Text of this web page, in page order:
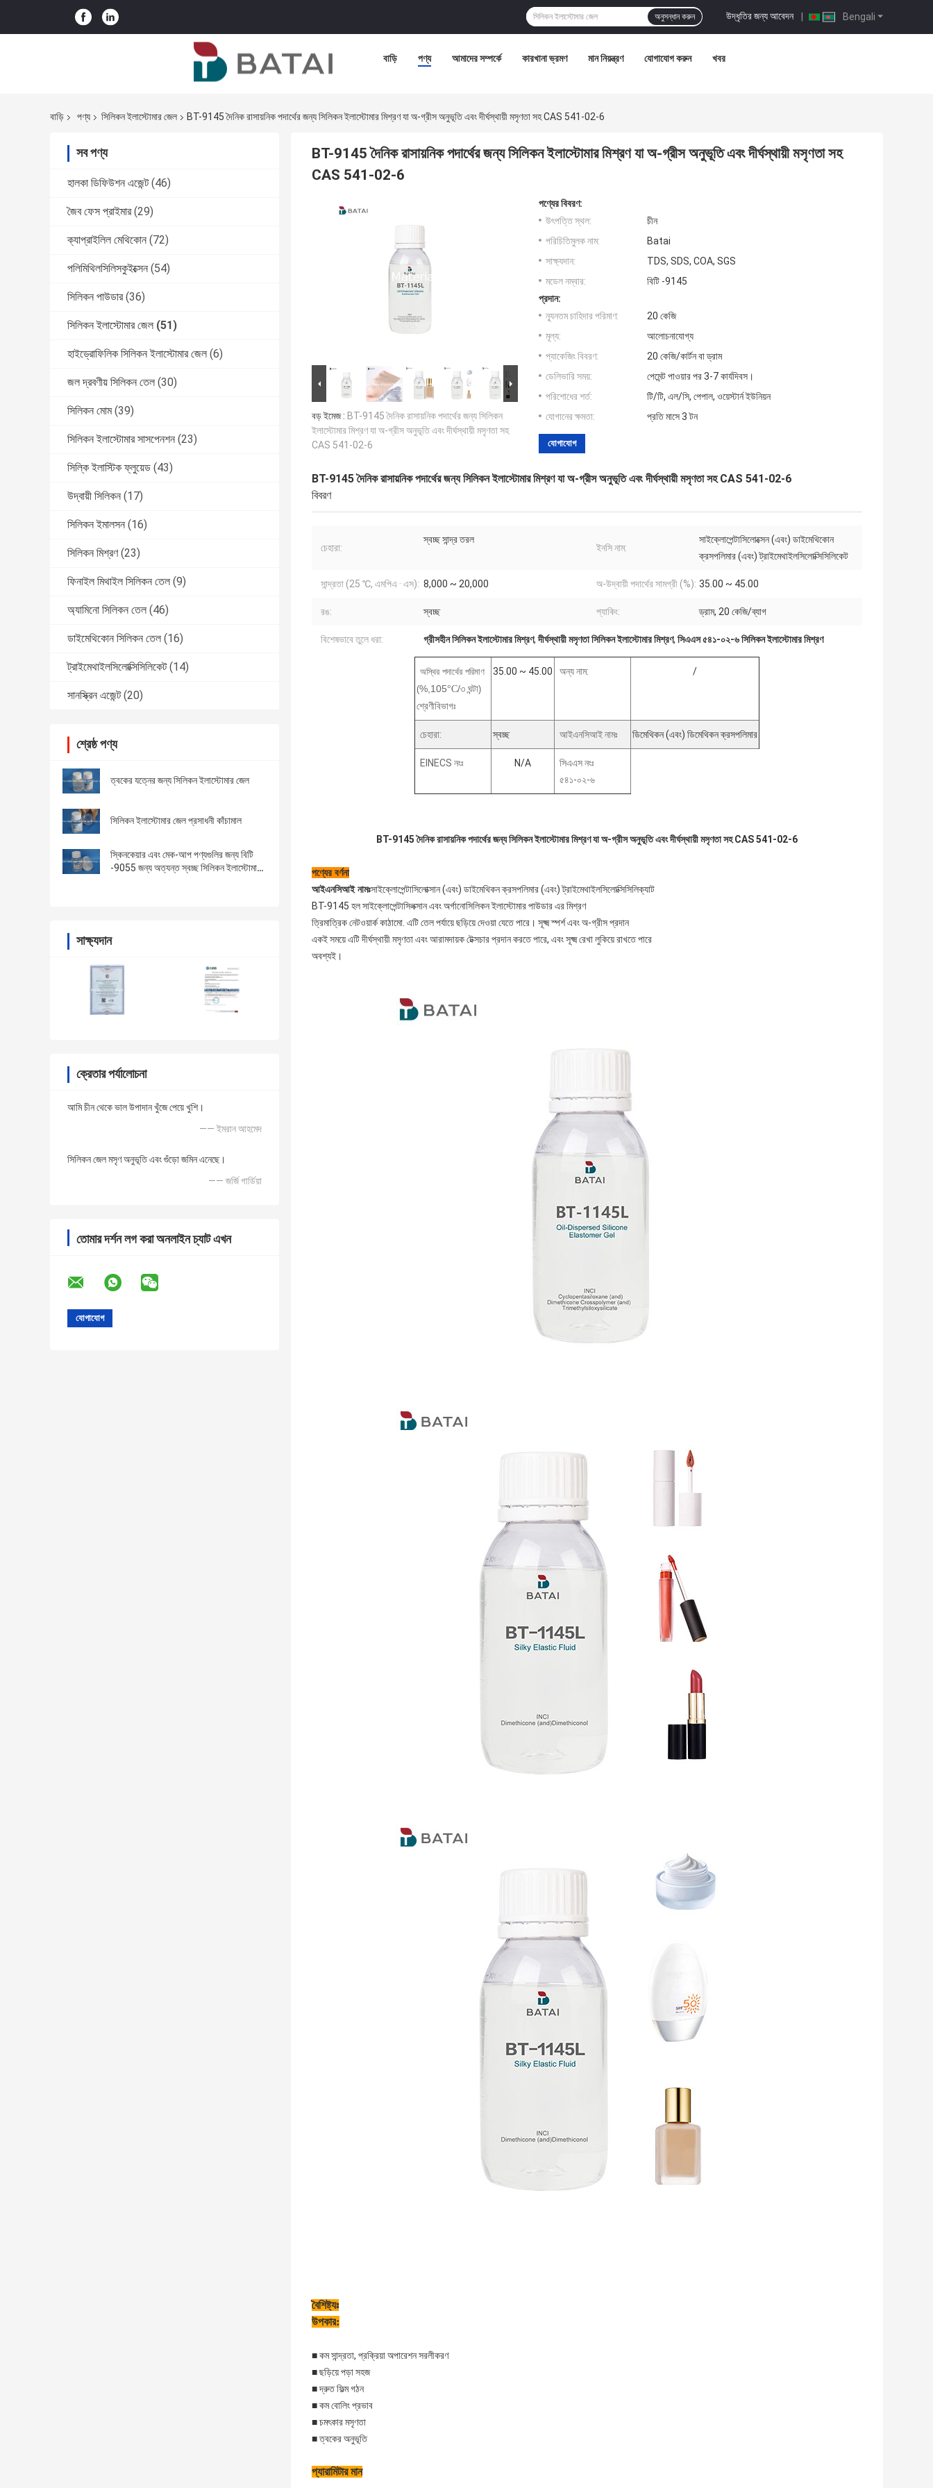
Bengali
উদ্ধৃতির জন্য আবেদন |
অনুসন্ধান করুন
বাড়ি পণ্য আমাদের সম্পর্কে কারখানা ভ্রমণ মান নিয়ন্ত্রণ যোগাযোগ করুন খবর
বাড়ি পণ্য সিলিকন ইলাস্টোমার জেল BT-9145 দৈনিক রাসায়নিক পদার্থের জন্য সিলিকন ইলাস্টোমার মিশ্রণ যা অ-গ্রীস অনুভূতি এবং দীর্ঘস্থায়ী মসৃণতা সহ CAS 541-02-6
সব পণ্য
হালকা ডিফিউশন এজেন্ট (46)
জৈব ফেস প্রাইমার (29)
ক্যাপ্রাইলিল মেথিকোন (72)
পলিমিথিলসিলিসকুইক্সেন (54)
সিলিকন পাউডার (36)
সিলিকন ইলাস্টোমার জেল (51)
হাইড্রোফিলিক সিলিকন ইলাস্টোমার জেল (6)
জল দ্রবণীয় সিলিকন তেল (30)
সিলিকন মোম (39)
সিলিকন ইলাস্টোমার সাসপেনশন (23)
সিল্কি ইলাস্টিক ফ্লুয়েড (43)
উদ্বায়ী সিলিকন (17)
সিলিকন ইমালসন (16)
সিলিকন মিশ্রণ (23)
ফিনাইল মিথাইল সিলিকন তেল (9)
অ্যামিনো সিলিকন তেল (46)
ডাইমেথিকোন সিলিকন তেল (16)
ট্রাইমেথাইলসিলোক্সিসিলিকেট (14)
সানস্ক্রিন এজেন্ট (20)
শ্রেষ্ঠ পণ্য
ত্বকের যত্নের জন্য সিলিকন ইলাস্টোমার জেল
সিলিকন ইলাস্টোমার জেল প্রসাধনী কাঁচামাল
স্কিনকেয়ার এবং মেক-আপ পণ্যগুলির জন্য বিটি
-9055 জন্য অত্যন্ত স্বচ্ছ সিলিকন ইলাস্টোমার
সাক্ষ্যদান
ক্রেতার পর্যালোচনা
আমি চীন থেকে ভাল উপাদান খুঁজে পেয়ে খুশি।
—— ইমরান আহমেদ
সিলিকন জেল মসৃণ অনুভূতি এবং গুঁড়ো জমিন এনেছে।
—— জর্জি গার্ডিয়া
তোমার দর্শন লগ করা অনলাইন চ্যাট এখন
BT-9145 দৈনিক রাসায়নিক পদার্থের জন্য সিলিকন ইলাস্টোমার মিশ্রণ যা অ-গ্রীস অনুভূতি এবং দীর্ঘস্থায়ী মসৃণতা সহ
CAS 541-02-6
বড় ইমেজ : BT-9145 দৈনিক রাসায়নিক পদার্থের জন্য সিলিকন
ইলাস্টোমার মিশ্রণ যা অ-গ্রীস অনুভূতি এবং দীর্ঘস্থায়ী মসৃণতা সহ
CAS 541-02-6
পণ্যের বিবরণ:
উৎপত্তি স্থল:
চীন
পরিচিতিমুলক নাম:
Batai
সাক্ষ্যদান:
TDS, SDS, COA, SGS
মডেল নম্বার:
বিটি -9145
প্রদান:
ন্যূনতম চাহিদার পরিমাণ:
20 কেজি
মূল্য:
আলোচনাযোগ্য
প্যাকেজিং বিবরণ:
20 কেজি/কার্টন বা ড্রাম
ডেলিভারি সময়:
পেমেন্ট পাওয়ার পর 3-7 কার্যদিবস।
পরিশোধের শর্ত:
টি/টি, এল/সি, পেপাল, ওয়েস্টার্ন ইউনিয়ন
যোগানের ক্ষমতা:
প্রতি মাসে 3 টন
যোগাযোগ
BT-9145 দৈনিক রাসায়নিক পদার্থের জন্য সিলিকন ইলাস্টোমার মিশ্রণ যা অ-গ্রীস অনুভূতি এবং দীর্ঘস্থায়ী মসৃণতা সহ CAS 541-02-6
বিবরণ
চেহারা:
স্বচ্ছ সান্দ্র তরল
ইনসি নাম:
সাইক্লোপেন্টাসিলোক্সেন (এবং) ডাইমেথিকোন
ক্রসপলিমার (এবং) ট্রাইমেথাইলসিলোক্সিসিলিকেট
সান্দ্রতা (25 ℃, এমপিএ · এস): 8,000 ~ 20,000 অ-উদ্বায়ী পদার্থের সামগ্রী (%): 35.00 ~ 45.00
রঙ: স্বচ্ছ প্যাকিং: ড্রাম, 20 কেজি/ব্যাগ
বিশেষভাবে তুলে ধরা: গ্রীসহীন সিলিকন ইলাস্টোমার মিশ্রণ,দীর্ঘস্থায়ী মসৃণতা সিলিকন ইলাস্টোমার মিশ্রণ, সিএএস ৫৪১-০২-৬ সিলিকন ইলাস্টোমার মিশ্রণ
অস্থির পদার্থের পরিমাণ
(%,105°C/৩ ঘন্টা)
শ্রেণীবিভাগঃ
35.00 ~ 45.00 অন্য নাম: /
চেহারা: স্বচ্ছ আইএনসিআই নামঃ ডিমেথিকন (এবং) ডিমেথিকন ক্রসপলিমার
EINECS নংঃ N/A
সিএএস নংঃ
৫৪১-০২-৬
BT-9145 দৈনিক রাসায়নিক পদার্থের জন্য সিলিকন ইলাস্টোমার মিশ্রণ যা অ-গ্রীস অনুভূতি এবং দীর্ঘস্থায়ী মসৃণতা সহ CAS 541-02-6
পণ্যের বর্ণনা
আইএনসিআই নামঃসাইক্লোপেন্টাসিলোক্সান (এবং) ডাইমেথিকন ক্রসপলিমার (এবং) ট্রাইমেথাইলসিলোক্সিসিলিক্যাট
BT-9145 হল সাইক্লোপেন্টাসিলক্সান এবং অর্গানোসিলিকন ইলাস্টোমার পাউডার এর মিশ্রণ
ত্রিমাত্রিক নেটওয়ার্ক কাঠামো. এটি তেল পর্যায়ে ছড়িয়ে দেওয়া যেতে পারে। সূক্ষ্ম স্পর্শ এবং অ-গ্রীস প্রদান
একই সময়ে এটি দীর্ঘস্থায়ী মসৃণতা এবং আরামদায়ক টেক্সচার প্রদান করতে পারে, এবং সূক্ষ্ম রেখা লুকিয়ে রাখতে পারে
অবশ্যই।
বৈশিষ্ট্যঃ
উপকার:
■ কম সান্দ্রতা, প্রক্রিয়া অপারেশন সরলীকরণ
■ ছড়িয়ে পড়া সহজ
■ দ্রুত ফিল্ম গঠন
■ কম বোলিং প্রভাব
■ চমৎকার মসৃণতা
■ ত্বকের অনুভূতি
প্যারামিটার মান